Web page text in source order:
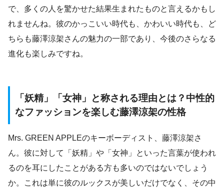
で、多くの人を驚かせた結果生まれたものと言えるかもし
れませんね。彼のかっこいい時代も、かわいい時代も、ど
ちらも藤澤涼架さんの魅力の一部であり、今後のさらなる
進化も楽しみですね。
「妖精」「女神」と称される理由とは？中性的
なファッションを楽しむ藤澤涼架の性格
Mrs. GREEN APPLEのキーボーディスト、藤澤涼架さ
ん。彼に対して「妖精」や「女神」といった言葉が使われ
るのを耳にしたことがある方も多いのではないでしょう
か。これは単に彼のルックスが美しいだけでなく、その中